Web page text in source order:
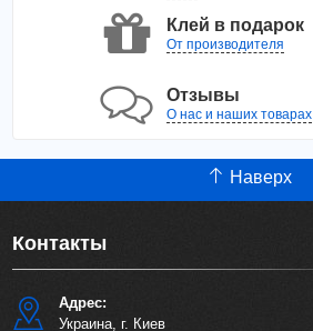
Клей в подарок
От производителя
Отзывы
О нас и наших товарах
Наверх
Контакты
Адрес:
Украина, г. Киев